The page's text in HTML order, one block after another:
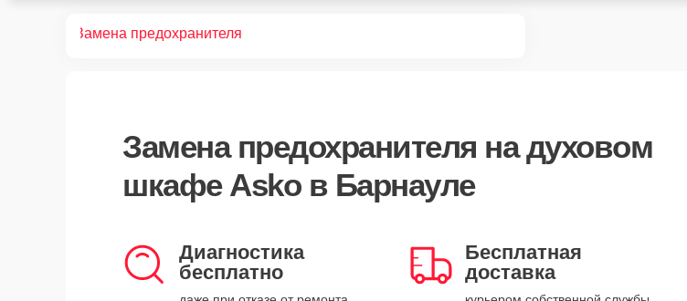
Замена предохранителя
Замена предохранителя на духовом
шкафе Asko в Барнауле
Диагностика
бесплатно
Бесплатная
доставка